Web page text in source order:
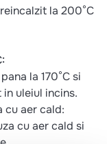
la 200°C
la 170°C si
uleiul incins.
cu aer cald:
cu aer cald si